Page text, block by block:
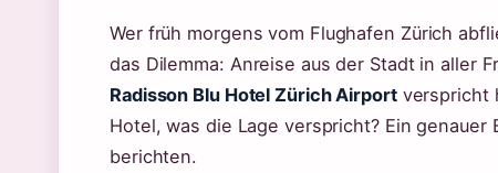
Wer früh morgens vom Flughafen Zürich
das Dilemma: Anreise aus der Stadt in aller
Radisson Blu Hotel Zürich Airportverspricht
Hotel, was die Lage verspricht? Ein
berichten.